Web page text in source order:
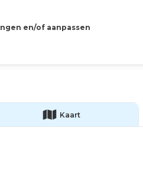
en/of aanpassen
Kaart